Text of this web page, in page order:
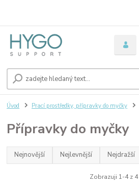
Úvod Prací prostředky, přípravky do myčky
Přípravky do myčky
Nejnovější Nejlevnější Nejdražší
Zobrazuji 1-4 z 4